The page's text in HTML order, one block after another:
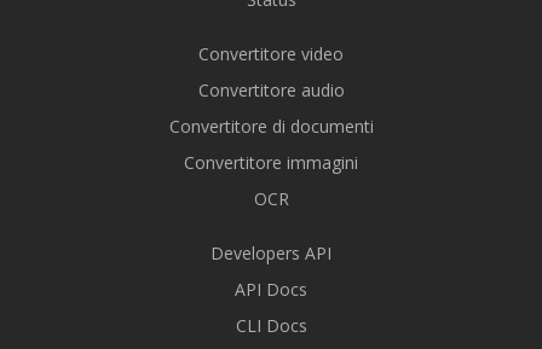
Convertitore video
Convertitore audio
Convertitore di documenti
Convertitore immagini
OCR
Developers API
API Docs
CLI Docs